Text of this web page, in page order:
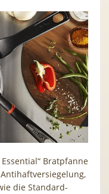
Bratpfanne
die Standard-